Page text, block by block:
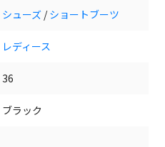
シューズ /ショートブーツ
レディース
36
ブラック